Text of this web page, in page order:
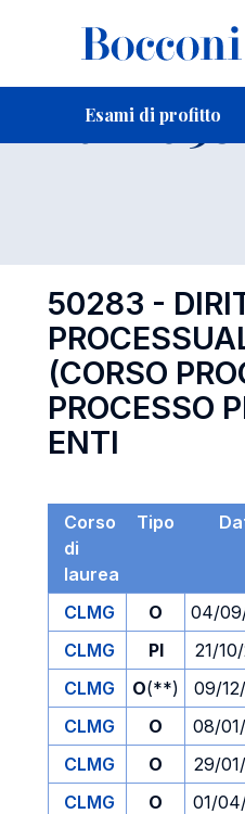
Esami di profitto
Esame
50283 -
(CORSO
PROCESSO
ENTI
Corso
di
laurea
Tipo
CLMG O 04/
CLMG
PI 21/
CLMG
O(**) 09/
CLMG
O 08/
CLMG
O 29/
CLMG
O 01/